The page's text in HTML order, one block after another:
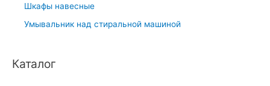
Шкафы навесные
Умывальник над стиральной машиной
Каталог